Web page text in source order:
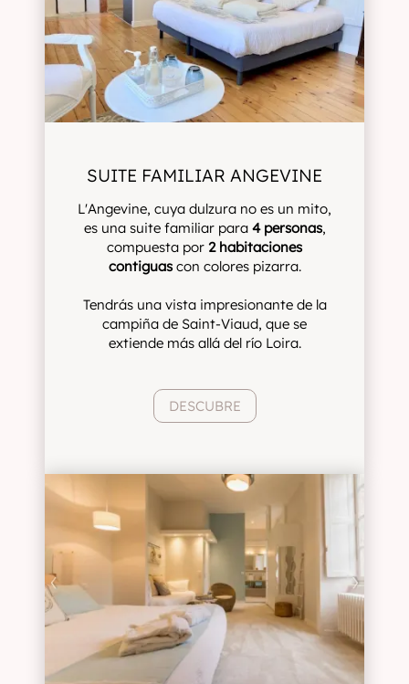
SUITE FAMILIAR ANGEVINE
L'Angevine, cuya dulzura no es un mito,
es una suite familiar para 4 personas,
compuesta por 2 habitaciones
contiguascon colores pizarra.
Tendrás una vista impresionante de la
campiña de Saint-Viaud, que se
extiende más allá del río Loira.
DESCUBRE